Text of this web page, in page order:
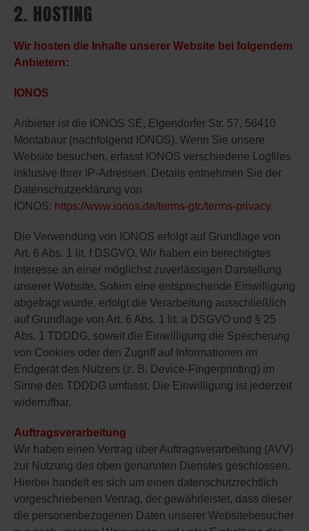
2. HOSTING
Wir hosten die Inhalte unserer Website bei folgendem
Anbietern:
IONOS
Anbieter ist die IONOS SE, Elgendorfer Str. 57, 56410
Montabaur (nachfolgend IONOS). Wenn Sie unsere
Website besuchen, erfasst IONOS verschiedene Logfiles
inklusive Ihrer IP-Adressen. Details entnehmen Sie der
Datenschutzerklärung von
IONOS: https://www.ionos.de/terms-gtc/terms-privacy.
Die Verwendung von IONOS erfolgt auf Grundlage von
Art. 6 Abs. 1 lit. f DSGVO. Wir haben ein berechtigtes
Interesse an einer möglichst zuverlässigen Darstellung
unserer Website. Sofern eine entsprechende Einwilligung
abgefragt wurde, erfolgt die Verarbeitung ausschließlich
auf Grundlage von Art. 6 Abs. 1 lit. a DSGVO und § 25
Abs. 1 TDDDG, soweit die Einwilligung die Speicherung
von Cookies oder den Zugriff auf Informationen im
Endgerät des Nutzers (z. B. Device-Fingerprinting) im
Sinne des TDDDG umfasst. Die Einwilligung ist jederzeit
widerrufbar.
Auftragsverarbeitung
Wir haben einen Vertrag über Auftragsverarbeitung (AVV)
zur Nutzung des oben genannten Dienstes geschlossen.
Hierbei handelt es sich um einen datenschutzrechtlich
vorgeschriebenen Vertrag, der gewährleistet, dass dieser
die personenbezogenen Daten unserer Websitebesucher